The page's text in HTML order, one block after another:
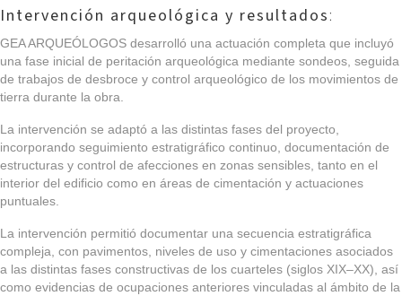
Intervención arqueológica y resultados:
GEA ARQUEÓLOGOS desarrolló una actuación completa que incluyó
una fase inicial de peritación arqueológica mediante sondeos, seguida
de trabajos de desbroce y control arqueológico de los movimientos de
tierra durante la obra.
La intervención se adaptó a las distintas fases del proyecto,
incorporando seguimiento estratigráfico continuo, documentación de
estructuras y control de afecciones en zonas sensibles, tanto en el
interior del edificio como en áreas de cimentación y actuaciones
puntuales.
La intervención permitió documentar una secuencia estratigráfica
compleja, con pavimentos, niveles de uso y cimentaciones asociados
a las distintas fases constructivas de los cuarteles (siglos XIX–XX), así
como evidencias de ocupaciones anteriores vinculadas al ámbito de la